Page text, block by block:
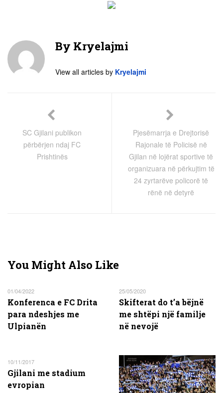
By Kryelajmi
View all articles by Kryelajmi
SC Gjilani publikon
përbërjen ndaj FC
Prishtinës
Pjesëmarrja e Drejtorisë
Rajonale të Policisë në
Gjilan në lojërat sportive të
organizuara në përkujtim të
24 zyrtarëve policorë të
rënë në detyrë
You Might Also Like
01/04/2022
Konferenca e FC Drita
para ndeshjes me
Ulpianën
25/05/2020
Skifterat do t’a bëjnë
me shtëpi një familje
në nevojë
10/11/2017
Gjilani me stadium
evropian